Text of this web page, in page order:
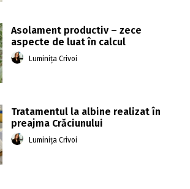
Asolament productiv – zece
aspecte de luat în calcul
Luminița Crivoi
Tratamentul la albine realizat în
preajma Crăciunului
Luminița Crivoi